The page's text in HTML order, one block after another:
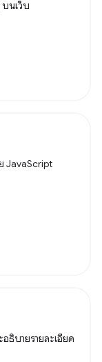
บนเว็บ
JavaScript
ธิบายรายละเอียด